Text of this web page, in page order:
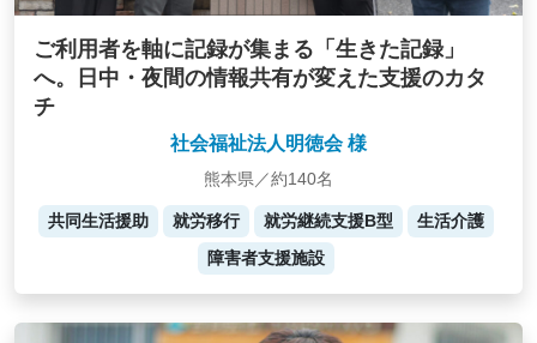
ご利用者を軸に記録が集まる「生きた記録」
へ。日中・夜間の情報共有が変えた支援のカタ
チ
社会福祉法人明徳会 様
熊本県／約140名
共同生活援助 就労移行 就労継続支援B型
生活介護
障害者支援施設